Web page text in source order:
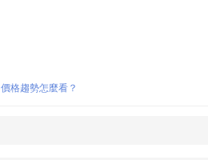
價格趨勢怎麼看？